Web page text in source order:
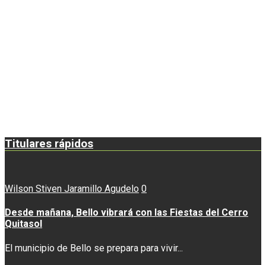
Titulares rápidos
Wilson Stiven Jaramillo Agudelo 0
Desde mañana, Bello vibrará con las Fiestas del Cerro
Quitasol
El municipio de Bello se prepara para vivir...